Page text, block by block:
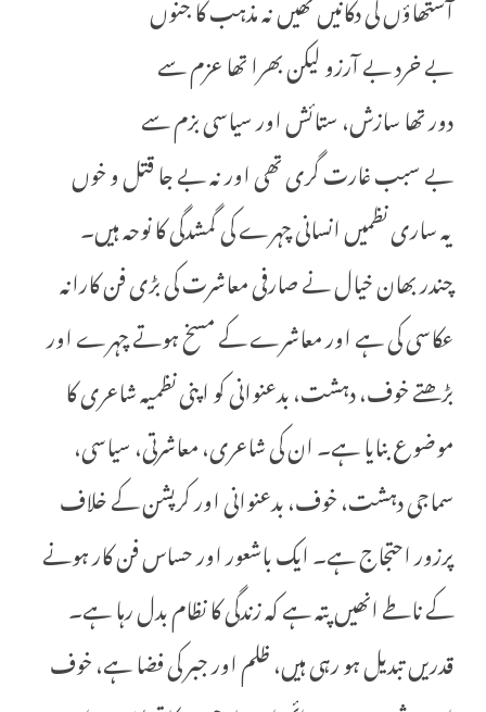
بے خرد بے آرزو لیکن بھرا تھا عزم سے
دور تھا سازش، ستائش اور سیاسی بزم سے
بے سبب غارت گری تھی اور نہ بے جا قتل و خوں
یہ ساری نظمیں انسانی چہرے کی گمشدگی کا نوحہ ہیں۔
چندر بھان خیال نے صارفی معاشرت کی بڑی فن کارانہ
عکاسی کی ہے اور معاشرے کے مسخ ہوتے چہرے اور
بڑھتے خوف، دہشت، بدعنوانی کو اپنی نظمیہ شاعری کا
موضوع بنایا ہے۔ ان کی شاعری، معاشرتی، سیاسی،
سماجی دہشت، خوف، بدعنوانی اور کرپشن کے خلاف
پرزور احتجاج ہے۔ ایک باشعور اور حساس فن کار ہونے
کے ناطے انھیں پتہ ہے کہ زندگی کا نظام بدل رہا ہے۔
قدریں تبدیل ہو رہی ہیں، ظلم اور جبر کی فضا ہے، خوف